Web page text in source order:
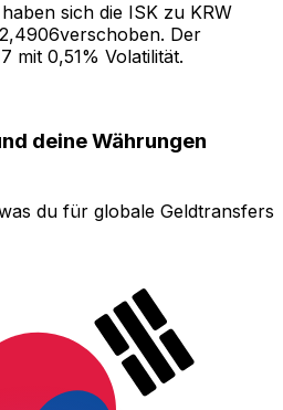
sich die ISK zu KRW
Der
mit 0,51% Volatilität.
deine Währungen
du für globale Geldtransfers